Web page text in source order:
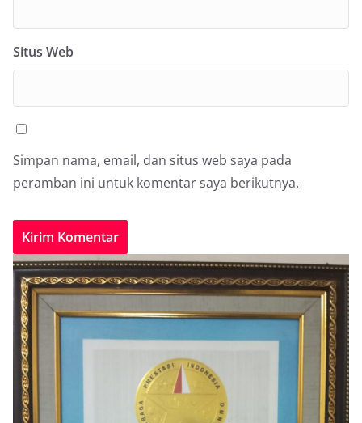
Situs Web
Simpan nama, email, dan situs web saya pada
peramban ini untuk komentar saya berikutnya.